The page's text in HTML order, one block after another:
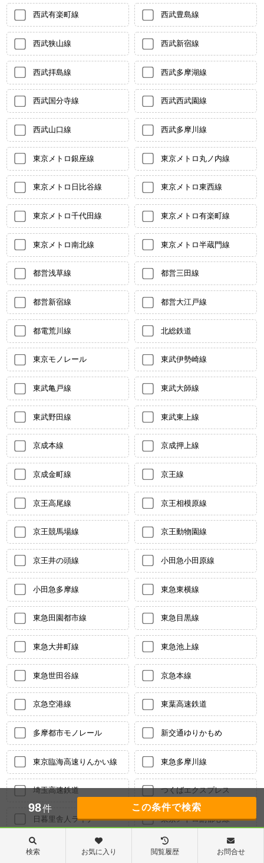
西武有楽町線 西武豊島線
西武狭山線 西武新宿線
西武拝島線 西武多摩湖線
西武国分寺線 西武西武園線
西武山口線 西武多摩川線
東京メトロ銀座線 東京メトロ丸ノ内線
東京メトロ日比谷線 東京メトロ東西線
東京メトロ千代田線 東京メトロ有楽町線
東京メトロ南北線 東京メトロ半蔵門線
都営浅草線 都営三田線
都営新宿線 都営大江戸線
都電荒川線 北総鉄道
東京モノレール 東武伊勢崎線
東武亀戸線 東武大師線
東武野田線 東武東上線
京成本線 京成押上線
京成金町線 京王線
京王高尾線 京王相模原線
京王競馬場線 京王動物園線
京王井の頭線 小田急小田原線
小田急多摩線 東急東横線
東急田園都市線 東急目黒線
東急大井町線 東急池上線
東急世田谷線 京急本線
京急空港線 東葉高速鉄道
多摩都市モノレール 新交通ゆりかもめ
東京臨海高速りんかい線 東急多摩川線
埼玉高速鉄道 つくばエクスプレス
日暮里舎人ライナー 東京メトロ副都心線
湘南新宿ライン宇須 湘南新宿ライン高海
98件
検索 お気に入り 閲覧履歴 お問合せ